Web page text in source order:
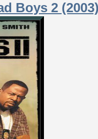
Boys 2